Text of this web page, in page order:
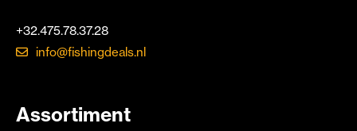
+32.475.78.37.28
info@fishingdeals.nl
Assortiment